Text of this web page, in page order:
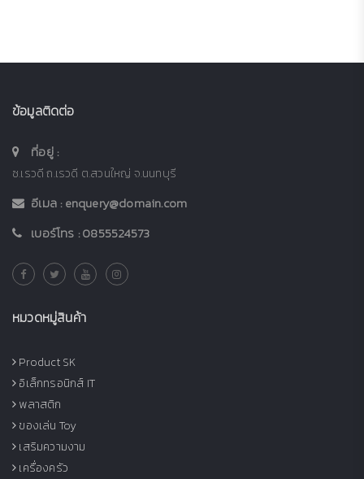
ข้อมูลติดต่อ
ที่อยู่ :
ซ.เรวดี ถ.เรวดี ต.สวนใหญ่ จ.นนทบุรี
อีเมล :enquery@domain.com
เบอร์โทร :0855524573
หมวดหมู่สินค้า
Product SK
อิเล็กทรอนิกส์ IT
พลาสติก
ของเล่น Toy
เสริมความงาม
เครื่องครัว